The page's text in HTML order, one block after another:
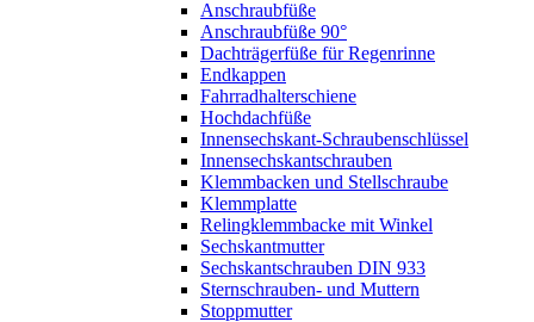
Anschraubfüße
Anschraubfüße 90°
Dachträgerfüße für Regenrinne
Endkappen
Fahrradhalterschiene
Hochdachfüße
Innensechskant-Schraubenschlüssel
Innensechskantschrauben
Klemmbacken und Stellschraube
Klemmplatte
Relingklemmbacke mit Winkel
Sechskantmutter
Sechskantschrauben DIN 933
Sternschrauben- und Muttern
Stoppmutter